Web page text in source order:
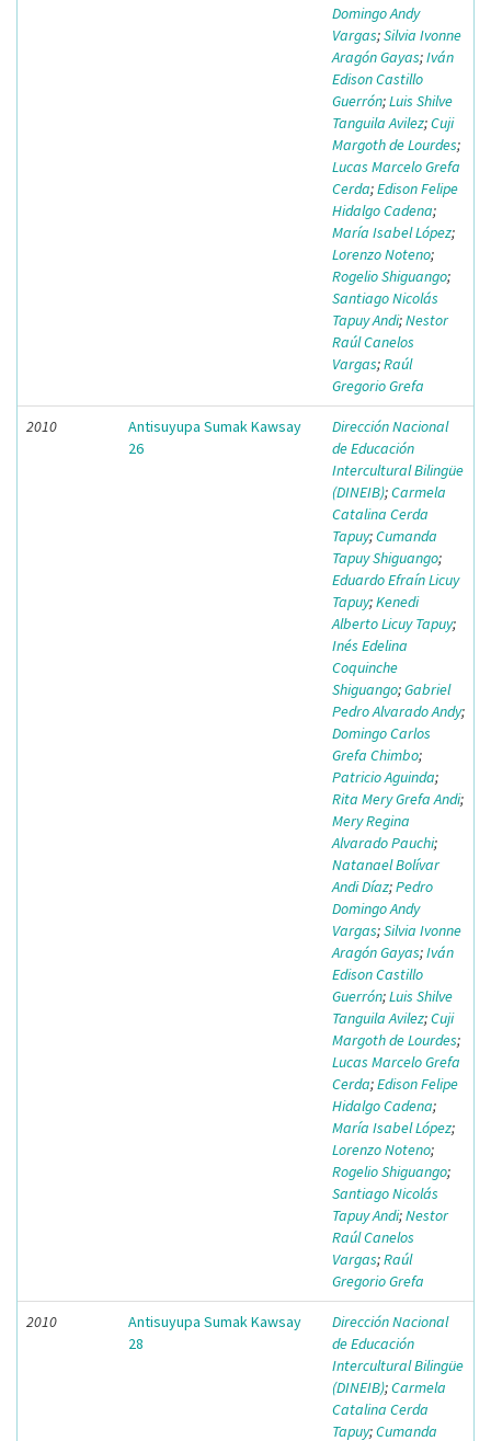
Domingo Andy
Vargas;Silvia Ivonne
Aragón Gayas;Iván
Edison Castillo
Guerrón;Luis Shilve
Tanguila Avilez;Cuji
Margoth de Lourdes;
Lucas Marcelo Grefa
Cerda;Edison Felipe
Hidalgo Cadena;
María Isabel López;
Lorenzo Noteno;
Rogelio Shiguango;
Santiago Nicolás
Tapuy Andi;Nestor
Raúl Canelos
Vargas;Raúl
Gregorio Grefa
2010
Antisuyupa Sumak Kawsay
26
Dirección Nacional
de Educación
Intercultural Bilingüe
(DINEIB);Carmela
Catalina Cerda
Tapuy;Cumanda
Tapuy Shiguango;
Eduardo Efraín Licuy
Tapuy;Kenedi
Alberto Licuy Tapuy;
Inés Edelina
Coquinche
Shiguango;Gabriel
Pedro Alvarado Andy;
Domingo Carlos
Grefa Chimbo;
Patricio Aguinda;
Rita Mery Grefa Andi;
Mery Regina
Alvarado Pauchi;
Natanael Bolívar
Andi Díaz;Pedro
Domingo Andy
Vargas;Silvia Ivonne
Aragón Gayas;Iván
Edison Castillo
Guerrón;Luis Shilve
Tanguila Avilez;Cuji
Margoth de Lourdes;
Lucas Marcelo Grefa
Cerda;Edison Felipe
Hidalgo Cadena;
María Isabel López;
Lorenzo Noteno;
Rogelio Shiguango;
Santiago Nicolás
Tapuy Andi;Nestor
Raúl Canelos
Vargas;Raúl
Gregorio Grefa
2010
Antisuyupa Sumak Kawsay
28
Dirección Nacional
de Educación
Intercultural Bilingüe
(DINEIB);Carmela
Catalina Cerda
Tapuy;Cumanda